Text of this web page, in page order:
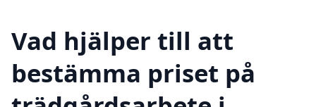
Vad hjälper till att
bestämma priset på